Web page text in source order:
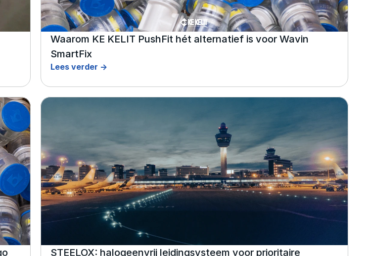
Waarom KE KELIT PushFit hét alternatief is voor Wavin
SmartFix
Lees verder ->
STEELOX: halogeenvrij leidingsysteem voor prioritaire